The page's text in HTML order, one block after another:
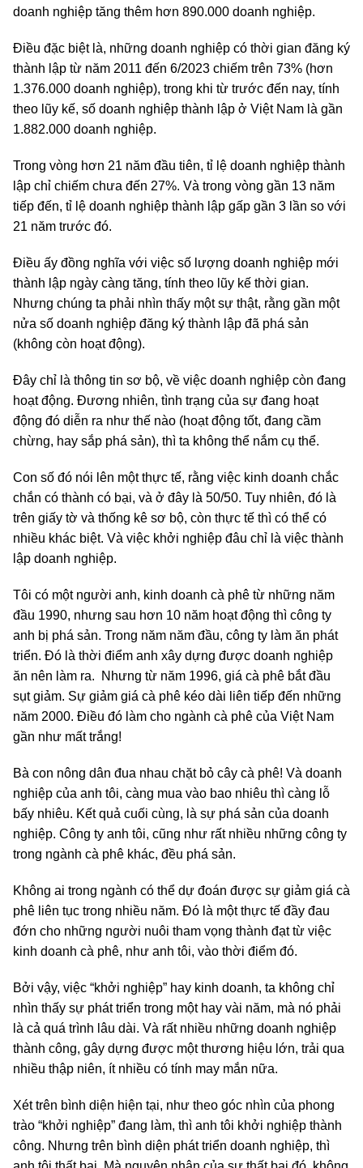
doanh nghiệp tăng thêm hơn 890.000 doanh nghiệp.
Điều đặc biệt là, những doanh nghiệp có thời gian đăng ký
thành lập từ năm 2011 đến 6/2023 chiếm trên 73% (hơn
1.376.000 doanh nghiệp), trong khi từ trước đến nay, tính
theo lũy kế, số doanh nghiệp thành lập ở Việt Nam là gần
1.882.000 doanh nghiệp.
Trong vòng hơn 21 năm đầu tiên, tỉ lệ doanh nghiệp thành
lập chỉ chiếm chưa đến 27%. Và trong vòng gần 13 năm
tiếp đến, tỉ lệ doanh nghiệp thành lập gấp gần 3 lần so với
21 năm trước đó.
Điều ấy đồng nghĩa với việc số lượng doanh nghiệp mới
thành lập ngày càng tăng, tính theo lũy kế thời gian.
Nhưng chúng ta phải nhìn thấy một sự thật, rằng gần một
nửa số doanh nghiệp đăng ký thành lập đã phá sản
(không còn hoạt động).
Đây chỉ là thông tin sơ bộ, về việc doanh nghiệp còn đang
hoạt động. Đương nhiên, tình trạng của sự đang hoạt
động đó diễn ra như thế nào (hoạt động tốt, đang cầm
chừng, hay sắp phá sản), thì ta không thể nắm cụ thể.
Con số đó nói lên một thực tế, rằng việc kinh doanh chắc
chắn có thành có bại, và ở đây là 50/50. Tuy nhiên, đó là
trên giấy tờ và thống kê sơ bộ, còn thực tế thì có thể có
nhiều khác biệt. Và việc khởi nghiệp đâu chỉ là việc thành
lập doanh nghiệp.
Tôi có một người anh, kinh doanh cà phê từ những năm
đầu 1990, nhưng sau hơn 10 năm hoạt động thì công ty
anh bị phá sản. Trong năm năm đầu, công ty làm ăn phát
triển. Đó là thời điểm anh xây dựng được doanh nghiệp
ăn nên làm ra. Nhưng từ năm 1996, giá cà phê bắt đầu
sụt giảm. Sự giảm giá cà phê kéo dài liên tiếp đến những
năm 2000. Điều đó làm cho ngành cà phê của Việt Nam
gần như mất trắng!
Bà con nông dân đua nhau chặt bỏ cây cà phê! Và doanh
nghiệp của anh tôi, càng mua vào bao nhiêu thì càng lỗ
bấy nhiêu. Kết quả cuối cùng, là sự phá sản của doanh
nghiệp. Công ty anh tôi, cũng như rất nhiều những công ty
trong ngành cà phê khác, đều phá sản.
Không ai trong ngành có thể dự đoán được sự giảm giá cà
phê liên tục trong nhiều năm. Đó là một thực tế đầy đau
đớn cho những người nuôi tham vọng thành đạt từ việc
kinh doanh cà phê, như anh tôi, vào thời điểm đó.
Bởi vậy, việc “khởi nghiệp” hay kinh doanh, ta không chỉ
nhìn thấy sự phát triển trong một hay vài năm, mà nó phải
là cả quá trình lâu dài. Và rất nhiều những doanh nghiệp
thành công, gây dựng được một thương hiệu lớn, trải qua
nhiều thập niên, ít nhiều có tính may mắn nữa.
Xét trên bình diện hiện tại, như theo góc nhìn của phong
trào “khởi nghiệp” đang làm, thì anh tôi khởi nghiệp thành
công. Nhưng trên bình diện phát triển doanh nghiệp, thì